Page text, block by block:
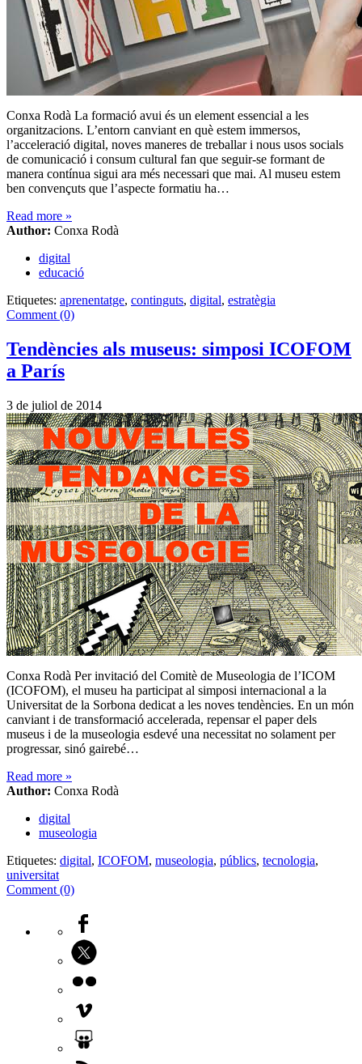
Conxa Rodà La formació avui és un element essencial a les
organitzacions. L’entorn canviant en què estem immersos,
l’acceleració digital, noves maneres de treballar i nous usos socials
de comunicació i consum cultural fan que seguir-se formant de
manera contínua sigui ara més necessari que mai. Al museu estem
ben convençuts que l’aspecte formatiu ha…
Read more »
Author: Conxa Rodà
digital
educació
Etiquetes: aprenentatge, continguts, digital, estratègia
Comment (0)
Tendències als museus: simposi ICOFOM
a París
3 de juliol de 2014
Conxa Rodà Per invitació del Comitè de Museologia de l’ICOM
(ICOFOM), el museu ha participat al simposi internacional a la
Universitat de la Sorbona dedicat a les noves tendències. En un món
canviant i de transformació accelerada, repensar el paper dels
museus i de la museologia esdevé una necessitat no solament per
progressar, sinó gairebé…
Read more »
Author: Conxa Rodà
digital
museologia
Etiquetes: digital, ICOFOM, museologia, públics, tecnologia,
universitat
Comment (0)